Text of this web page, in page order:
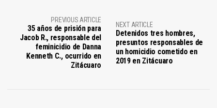
PREVIOUS ARTICLE
35 años de prisión para
Jacob R., responsable del
feminicidio de Danna
Kenneth C., ocurrido en
Zitácuaro
NEXT ARTICLE
Detenidos tres hombres,
presuntos responsables de
un homicidio cometido en
2019 en Zitácuaro